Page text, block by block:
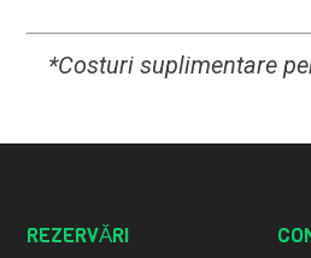
*Costuri suplimentare
REZERVĂRI